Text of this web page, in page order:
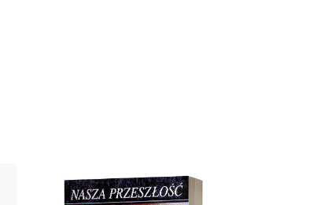
Cover image